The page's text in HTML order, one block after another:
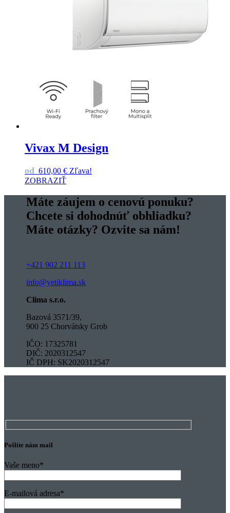
Vivax M Design
od 610,00 € Zľava!
ZOBRAZIŤ
Máte záujem o cenovú ponuku?
Chcete si dohodnúť obhliadku?
Máte otázky? Ozvite sa nám!
+421 902 211 113
info@yetiklima.sk
Clima s.r.o.
Bazová 3571/39,
900 25 Chorvátsky Grob
IČO: 17325781
DIČ: 2020312547
IČ DPH: SK2020312547
Pošlite nám mail
Vaše meno*
E-mailová adresa*